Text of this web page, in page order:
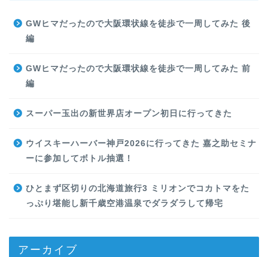
GWヒマだったので大阪環状線を徒歩で一周してみた 後
編
GWヒマだったので大阪環状線を徒歩で一周してみた 前
編
スーパー玉出の新世界店オープン初日に行ってきた
ウイスキーハーバー神戸2026に行ってきた 嘉之助セミナ
ーに参加してボトル抽選！
ひとまず区切りの北海道旅行3 ミリオンでコカトマをた
っぷり堪能し新千歳空港温泉でダラダラして帰宅
アーカイブ